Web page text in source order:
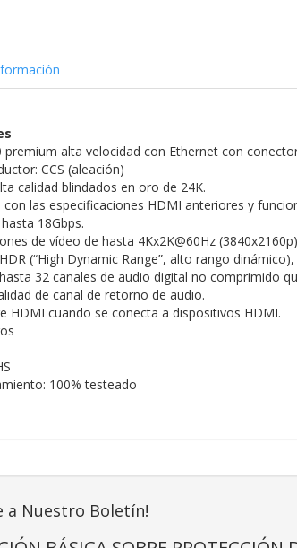
premium alta velocidad con Ethernet con
CCS (aleación)
calidad blindados en oro de 24K.
las especificaciones HDMI anteriores y
18Gbps.
de vídeo de hasta 4Kx2K@60Hz
(“High Dynamic Range”, alto rango
32 canales de audio digital no comprimido
de canal de retorno de audio.
HDMI cuando se conecta a dispositivos HDMI.
100% testeado
a Nuestro Boletín!